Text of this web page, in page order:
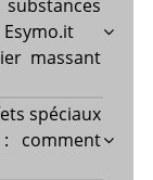
massant
spéciaux
comment